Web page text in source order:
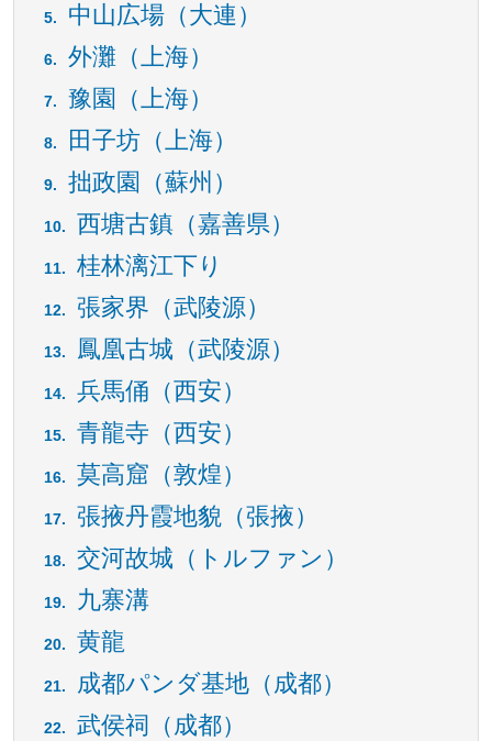
中山広場（大連）
外灘（上海）
豫園（上海）
田子坊（上海）
拙政園（蘇州）
西塘古鎮（嘉善県）
桂林漓江下り
張家界（武陵源）
鳳凰古城（武陵源）
兵馬俑（西安）
青龍寺（西安）
莫高窟（敦煌）
張掖丹霞地貌（張掖）
交河故城（トルファン）
九寨溝
黄龍
成都パンダ基地（成都）
武侯祠（成都）